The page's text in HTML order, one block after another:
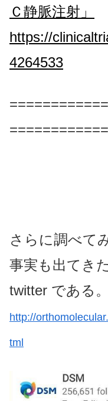
Ｃ静脈注射」
https://
4264533
さらに調べて
事実も出てき
twitter である。
http://
tml